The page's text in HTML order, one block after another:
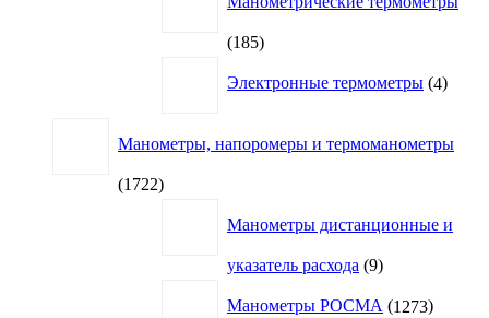
185185
Электронные термометры 4товара
Манометры, напоромеры и термоманометры
17221722
Манометры дистанционные и
указатель расхода 99
Манометры РОСМА
1273товара